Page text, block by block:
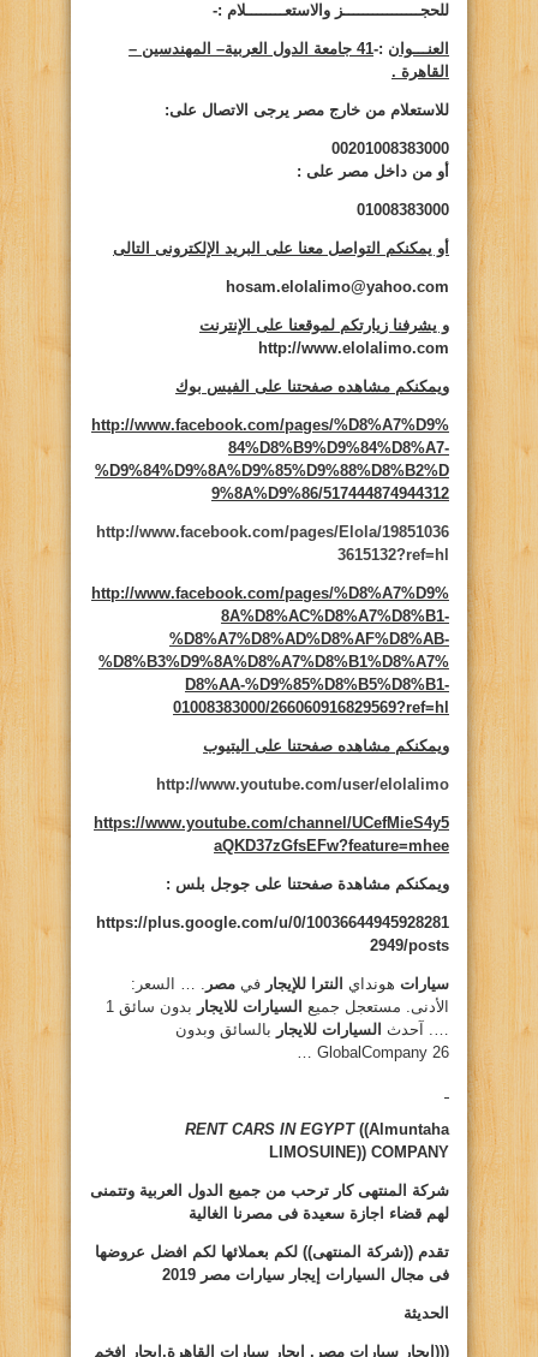
للحجــــــــــــــــز والاستعــــــــلام :-
العنـــوان :-
41 جامعة الدول العربية– المهندسين –
القاهرة .
للاستعلام من خارج مصر يرجى الاتصال على:
00201008383000
أو من داخل مصر على :
01008383000
أو يمكنكم التواصل معنا على البريد الإلكترونى التالى
hosam.elolalimo@yahoo.com
و يشرفنا زيارتكم لموقعنا على الإنترنت
http://www.elolalimo.com
ويمكنكم مشاهده صفحتنا على الفيس بوك
http://www.facebook.com/pages/%D8%A7%D9%
84%D8%B9%D9%84%D8%A7-
%D9%84%D9%8A%D9%85%D9%88%D8%B2%D
9%8A%D9%86/517444874944312
http://www.facebook.com/pages/Elola/19851036
3615132?ref=hl
http://www.facebook.com/pages/%D8%A7%D9%
8A%D8%AC%D8%A7%D8%B1-
%D8%A7%D8%AD%D8%AF%D8%AB-
%D8%B3%D9%8A%D8%A7%D8%B1%D8%A7%
D8%AA-%D9%85%D8%B5%D8%B1-
01008383000/266060916829569?ref=hl
ويمكنكم مشاهده صفحتنا على اليتيوب
http://www.youtube.com/user/elolalimo
https://www.youtube.com/channel/UCefMieS4y5
aQKD37zGfsEFw?feature=mhee
ويمكنكم مشاهدة صفحتنا على جوجل بلس :
https://plus.google.com/u/0/10036644945928281
2949/posts
سيارات هونداي النترا للإيجار في مصر . … السعر:
الأدنى. مستعجل جميع السيارات للايجار
بدون سائق 1
…. آحدث السيارات للايجار بالسائق وبدون
GlobalCompany 26 …
RENT CARS IN EGYPT ((Almuntaha
LIMOSUINE)) COMPANY
شركة المنتهى كار ترحب من جميع الدول العربية وتتمنى
لهم قضاء اجازة سعيدة فى مصرنا الغالية
تقدم ((شركة المنتهى)) لكم بعملائها لكم افضل عروضها
فى مجال السيارات إيجار سيارات مصر 2019
الحديثة
(((ايجار سيارات مصر, ايجار سيارات القاهرة,ايجار افخم